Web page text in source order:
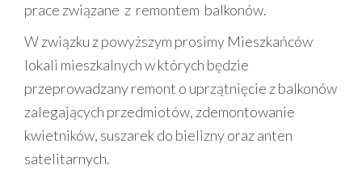
prace związane z remontem balkonów.
W związku z powyższym prosimy Mieszkańców
lokali mieszkalnych w których będzie
przeprowadzany remont o uprzątnięcie z balkonów
zalegających przedmiotów, zdemontowanie
kwietników, suszarek do bielizny oraz anten
satelitarnych.